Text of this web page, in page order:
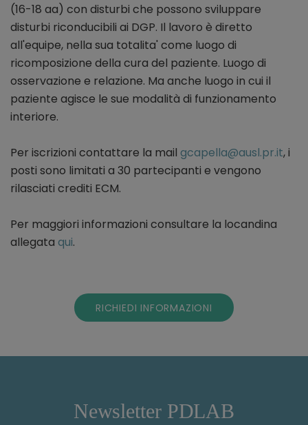
(16-18 aa) con disturbi che possono sviluppare
disturbi riconducibili ai DGP. Il lavoro è diretto
all'equipe, nella sua totalita' come luogo di
ricomposizione della cura del paziente. Luogo di
osservazione e relazione. Ma anche luogo in cui il
paziente agisce le sue modalità di funzionamento
interiore.
Per iscrizioni contattare la mail gcapella@ausl.pr.it, i
posti sono limitati a 30 partecipanti e vengono
rilasciati crediti ECM.
Per maggiori informazioni consultare la locandina
allegata qui.
RICHIEDI INFORMAZIONI
Newsletter PDLAB